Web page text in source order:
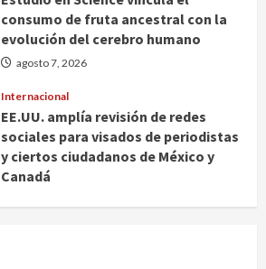
consumo de fruta ancestral con la
evolución del cerebro humano
agosto 7, 2026
Internacional
EE.UU. amplía revisión de redes
sociales para visados de periodistas
y ciertos ciudadanos de México y
Canadá